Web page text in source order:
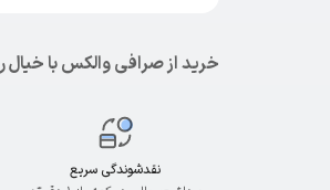
خرید از صرافی والکس با خیال
نقدشوندگی سریع